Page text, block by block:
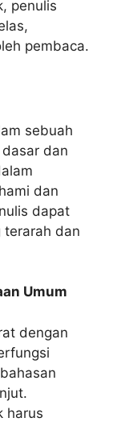
penulis
pembaca.
sebuah
dan
dan
dapat
terarah dan
Umum
dengan
harus